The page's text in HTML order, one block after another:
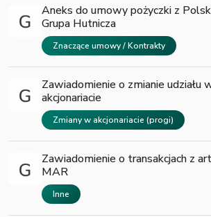
Aneks do umowy pożyczki z
Grupa Hutnicza
Znaczące umowy / Kontrakty
Zawiadomienie o zmianie udziału
akcjonariacie
Zmiany w akcjonariacie (progi)
Zawiadomienie o transakcjach z
MAR
Inne